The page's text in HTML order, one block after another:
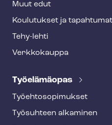
Muut edut
Koulutukset ja tapahtumat
Tehy-lehti
Verkkokauppa
Työelämäopas
Työ­eh­to­so­pi­muk­set
Työsuhteen alkaminen